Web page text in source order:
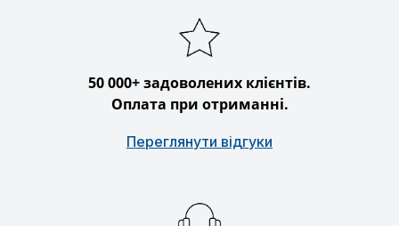
50 000+ задоволених клієнтів.
Оплата при отриманні.
Переглянути відгуки